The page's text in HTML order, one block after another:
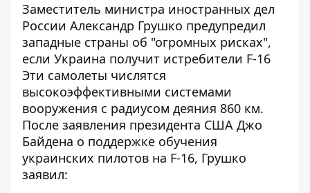
Заместитель министра иностранных дел
России Александр Грушко предупредил
западные страны об "огромных рисках",
если Украина получит истребители F-16
Эти самолеты числятся
высокоэффективными системами
вооружения с радиусом деяния 860 км.
После заявления президента США Джо
Байдена о поддержке обучения
украинских пилотов на F-16, Грушко
заявил: